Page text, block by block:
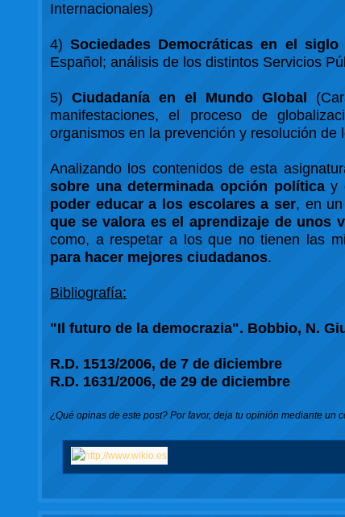
Internacionales)
4)Sociedades Democráticas en el siglo
Español; análisis de los distintos Servicios
5)Ciudadanía en el Mundo Global
manifestaciones, el proceso de
organismos en la prevención y resolución de
Analizando los contenidos de esta
sobre una determinada opción políticay
poder educar a los escolares a ser, en
que se valora es el aprendizaje de unos
como, a respetar a los que no tienen las
para hacer mejores ciudadanos.
Bibliografía:
"Il futuro de la democrazia". Bobbio, N.
R.D. 1513/2006, de 7 de diciembre
R.D. 1631/2006, de 29 de diciembre
¿Qué opinas de este post? Por favor, deja tu opinión mediante un